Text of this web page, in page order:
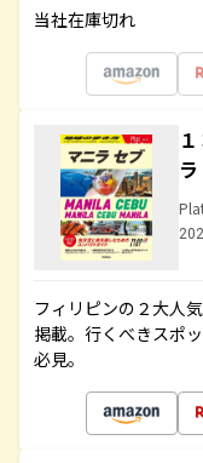
当社在庫切れ
フィリピンの２大人
掲載。行くべきスポ
必見。